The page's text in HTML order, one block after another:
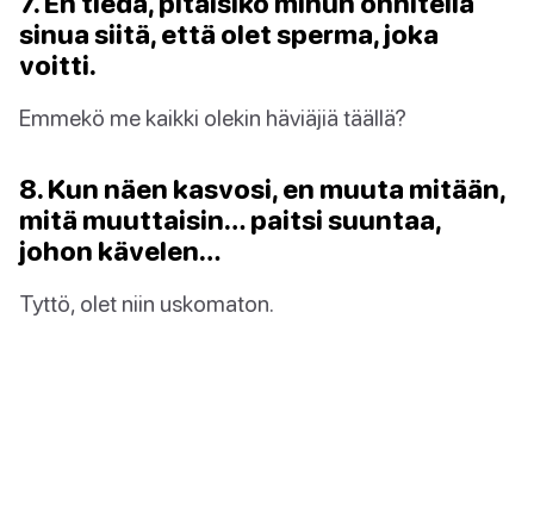
sinua siitä, että olet sperma, joka
voitti.
Emmekö me kaikki olekin häviäjiä täällä?
8. Kun näen kasvosi, en muuta mitään,
mitä muuttaisin… paitsi suuntaa,
johon kävelen…
Tyttö, olet niin uskomaton.